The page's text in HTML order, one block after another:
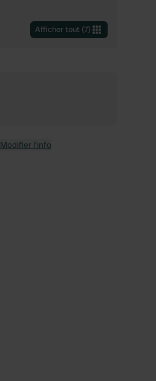
Afficher tout (7)
Modifier l’info